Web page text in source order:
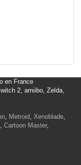
en France
2, amiibo, Zelda,
, Metroid, Xenoblade,
, Cartoon Master,